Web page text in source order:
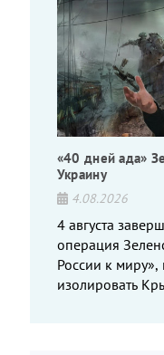
«40 дней ада»
Украину
4.08.2026
4 августа
операция
России к
изолировать